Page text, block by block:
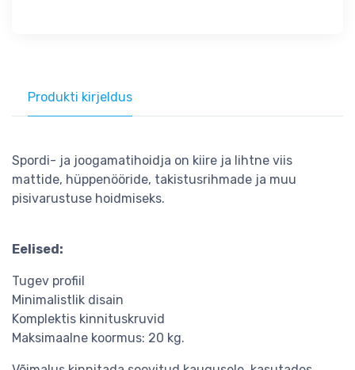
Produkti kirjeldus
Spordi- ja joogamatihoidja on kiire ja lihtne viis
mattide, hüppenööride, takistusrihmade ja muu
pisivarustuse hoidmiseks.
Eelised:
Tugev profiil
Minimalistlik disain
Komplektis kinnituskruvid
Maksimaalne koormus: 20 kg.